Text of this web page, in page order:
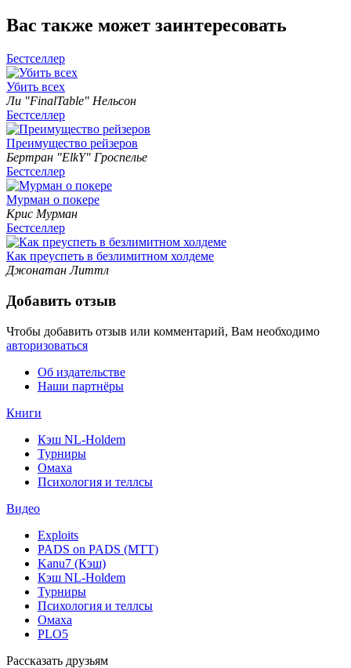
Вас также может заинтересовать
Бестселлер
Убить всех
Ли "FinalTable" Нельсон
Бестселлер
Преимущество рейзеров
Бертран "ElkY" Гроспелье
Бестселлер
Мурман о покере
Крис Мурман
Бестселлер
Как преуспеть в безлимитном холдеме
Джонатан Литтл
Добавить отзыв
Чтобы добавить отзыв или комментарий, Вам необходимо
авторизоваться
Об издательстве
Наши партнёры
Книги
Кэш NL-Holdem
Турниры
Омаха
Психология и теллсы
Видео
Exploits
PADS on PADS (MTT)
Kanu7 (Кэш)
Кэш NL-Holdem
Турниры
Психология и теллсы
Омаха
PLO5
Рассказать друзьям